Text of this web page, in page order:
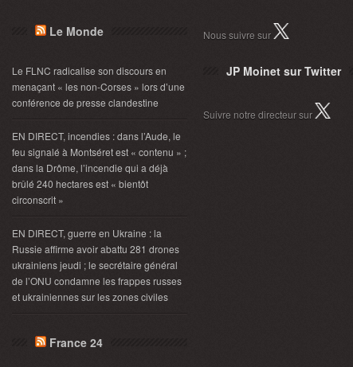
Le Monde
Le FLNC radicalise son discours en
menaçant « les non-Corses » lors d’une
conférence de presse clandestine
EN DIRECT, incendies : dans l’Aude, le
feu signalé à Montséret est « contenu » ;
dans la Drôme, l’incendie qui a déjà
brûlé 240 hectares est « bientôt
circonscrit »
EN DIRECT, guerre en Ukraine : la
Russie affirme avoir abattu 281 drones
ukrainiens jeudi ; le secrétaire général
de l’ONU condamne les frappes russes
et ukrainiennes sur les zones civiles
France 24
Nous suivre sur
JP Moinet sur Twitter
Suivre notre directeur sur